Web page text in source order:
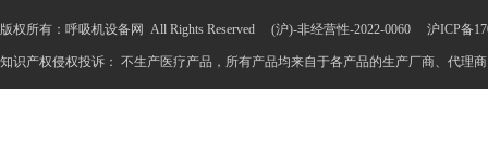
版权所有：呼吸机设备网 All Rights Reserved (沪)-非经营性-2022-0060 沪ICP备
知识产权侵权投诉： 不生产医疗产品，所有产品均来自于各产品的生产厂商、代理